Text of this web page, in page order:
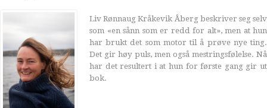
Liv Rønnaug Kråkevik Åberg beskriver seg selv
som «en sånn som er redd for alt», men at hun
har brukt det som motor til å prøve nye ting.
Det gir høy puls, men også mestringsfølelse. Nå
har det resultert i at hun for første gang gir ut
bok.